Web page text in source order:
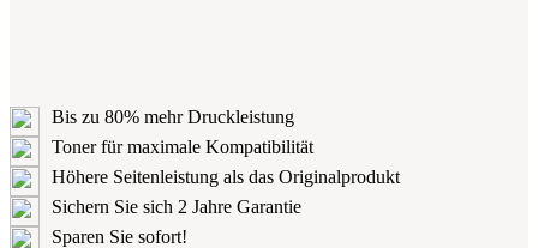
Bis zu 80% mehr Druckleistung
Toner für maximale Kompatibilität
Höhere Seitenleistung als das Originalprodukt
Sichern Sie sich 2 Jahre Garantie
Sparen Sie sofort!